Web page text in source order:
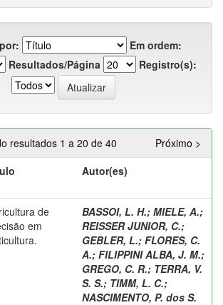
Em ordem:
Resultados/Página
Registro(s):
resultados 1 a 20 de 40
Próximo >
Autor(es)
de
em
BASSOI, L. H.; MIELE, A.;
REISSER JUNIOR, C.;
GEBLER, L.; FLORES, C.
A.; FILIPPINI ALBA, J. M.;
GREGO, C. R.; TERRA, V.
S. S.; TIMM, L. C.;
NASCIMENTO, P. dos S.